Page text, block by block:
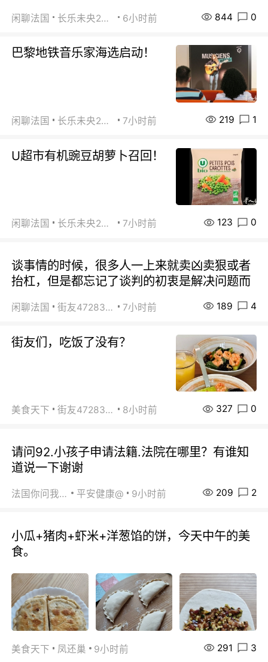
闲聊法国 长乐未央2015 6小时前 844 0
巴黎地铁音乐家海选启动！
闲聊法国 长乐未央2015 7小时前 219 1
U超市有机豌豆胡萝卜召回！
闲聊法国 长乐未央2015 7小时前 123 0
谈事情的时候，很多人一上来就卖凶卖狠或者
抬杠，但是都忘记了谈判的初衷是解决问题而
闲聊法国 街友472838572 7小时前 189 4
街友们，吃饭了没有？
美食天下 街友472838572 8小时前 327 0
请问92.小孩子申请法籍.法院在哪里？有谁知
道说一下谢谢
法国你问我答 平安健康@ 9小时前 209 2
小瓜+猪肉+虾米+洋葱馅的饼，今天中午的美
食。
美食天下 凤还巢 9小时前 291 3